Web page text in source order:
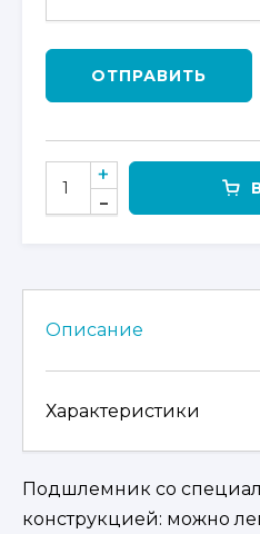
ОТПРАВИТЬ
КОЛИЧЕСТВО
ТОВАРА
Описание
Характеристики
Подшлемник со
конструкцией: можно